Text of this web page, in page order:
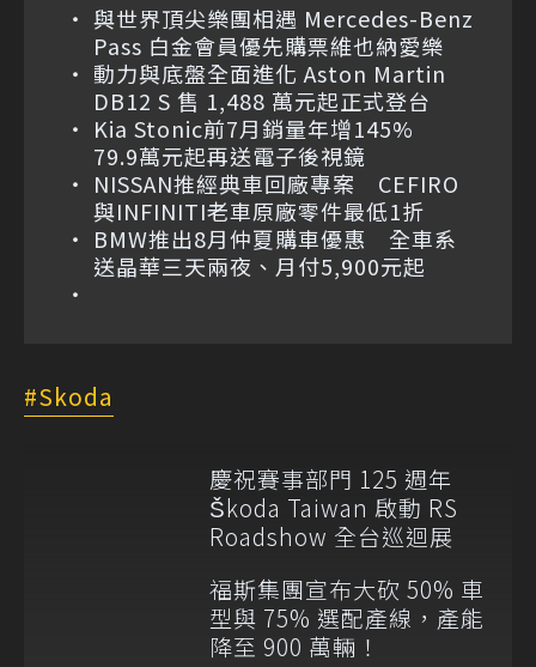
與世界頂尖樂團相遇 Mercedes-Benz
Pass 白金會員優先購票維也納愛樂
動力與底盤全面進化 Aston Martin
DB12 S 售 1,488 萬元起正式登台
Kia Stonic前7月銷量年增145%
79.9萬元起再送電子後視鏡
NISSAN推經典車回廠專案 CEFIRO
與INFINITI老車原廠零件最低1折
BMW推出8月仲夏購車優惠 全車系
送晶華三天兩夜、月付5,900元起
Skoda
慶祝賽事部門 125 週年
Škoda Taiwan 啟動 RS
Roadshow 全台巡迴展
福斯集團宣布大砍 50% 車
型與 75% 選配產線，產能
降至 900 萬輛！